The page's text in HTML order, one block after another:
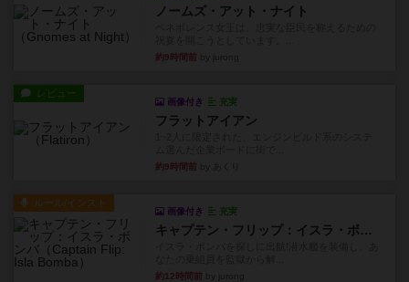
ノームズ・アット・ナイト
約9時間前
レビュー
画像付き 充実
フラットアイアン
約9時間前
ルール/インスト
画像付き 充実
キャプテン・フリップ：イスラ・ボンバ
約12時間前